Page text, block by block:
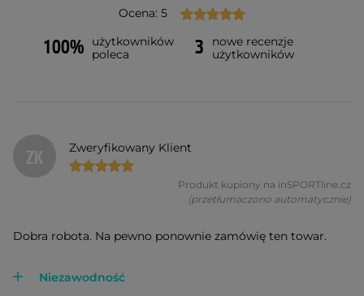
Ocena: 5
100%
użytkowników
poleca
3
nowe recenzje
użytkowników
ZK Zweryfikowany Klient
Produkt kupiony na inSPORTline.cz
(przetłumaczono automatycznie)
Dobra robota. Na pewno ponownie zamówię ten towar.
Niezawodność